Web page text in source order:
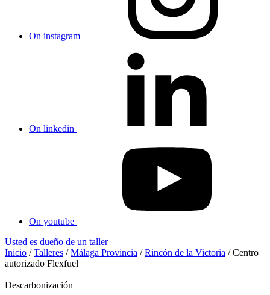
On instagram
On linkedin
On youtube
Usted es dueño de un taller
Inicio /Talleres /Málaga Provincia /Rincón de la Victoria /Centro
autorizado Flexfuel
Descarbonización